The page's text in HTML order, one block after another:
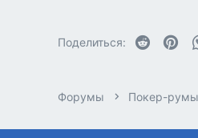
Поделиться: Reddit
Форумы Покер-румы